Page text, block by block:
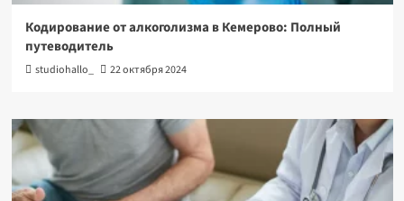
Кодирование от алкоголизма в Кемерово: Полный
путеводитель
studiohallo_ 22 октября 2024